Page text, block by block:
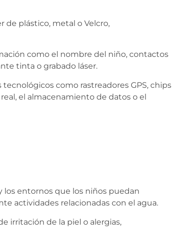
de plástico, metal o Velcro,
como el nombre del niño, contactos
tinta o grabado láser.
como rastreadores GPS, chips
el almacenamiento de datos o el
los entornos que los niños puedan
actividades relacionadas con el agua.
irritación de la piel o alergias,